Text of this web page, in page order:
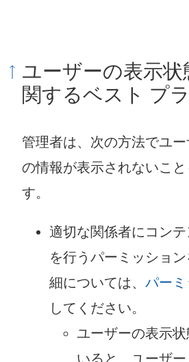
ユーザーの表示状
関するベスト プ
管理者は、次の方法でユ
の情報が表示されないこと
す。
適切な関係者にコン
を行うパーミッショ
細については、 パー
してください。
ユーザーの表示